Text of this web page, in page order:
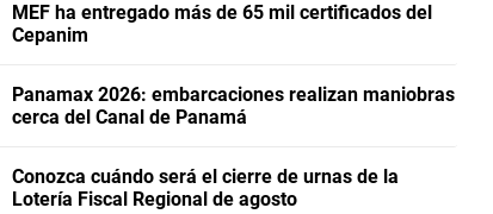
MEF ha entregado más de 65 mil certificados del
Cepanim
Panamax 2026: embarcaciones realizan maniobras
cerca del Canal de Panamá
Conozca cuándo será el cierre de urnas de la
Lotería Fiscal Regional de agosto